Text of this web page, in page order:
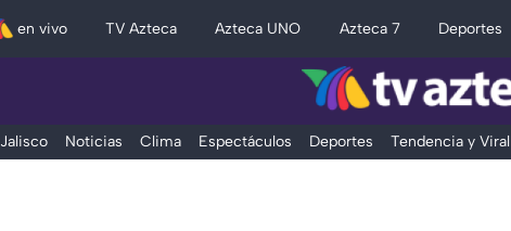
en vivo TV Azteca Azteca UNO Azteca 7 Deportes
Jalisco Noticias Clima Espectáculos Deportes Tendencia y Viral